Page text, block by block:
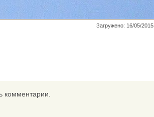
Загружено: 16/05/2015
комментарии.